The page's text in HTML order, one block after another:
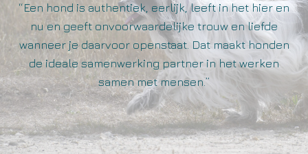
“Een hond is authentiek, eerlijk, leeft in het hier en
nu en geeft onvoorwaardelijke trouw en liefde
wanneer je daarvoor openstaat. Dat maakt honden
de ideale samenwerking partner in het werken
samen met mensen.”